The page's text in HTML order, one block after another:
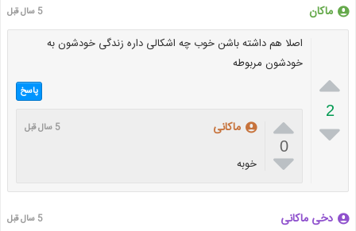
ماکان 5 سال قبل

2

اصلا هم داشته باشن خوب چه اشکالی داره زندگی خودشون به
خودشون مربوطه
پاسخ

0

ماکانی 5 سال قبل
خوبه
دخی ماکانی 5 سال قبل